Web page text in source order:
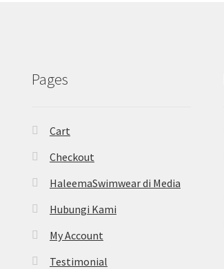
Pages
Cart
Checkout
HaleemaSwimwear di Media
Hubungi Kami
My Account
Testimonial